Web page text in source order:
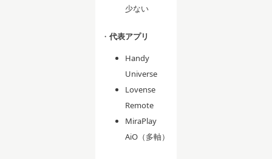
少ない
・代表アプリ
Handy
Universe
Lovense
Remote
MiraPlay
AiO（多軸）